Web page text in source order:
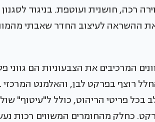
רכה, חושנית ועוטפת. בניגוד לסגנון
את ההשראה לעיצוב החדר שאבתי
המרכיבים את הצבעוניות הם גווני
רוצף בפרקט לבן, והאלמנט המרכזי
פריטי הריהוט, כולל ל"עיטוף"
כחלק מהחומרים המשווים רכות